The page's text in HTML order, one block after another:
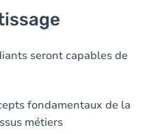
seront capables de
fondamentaux de la
métiers